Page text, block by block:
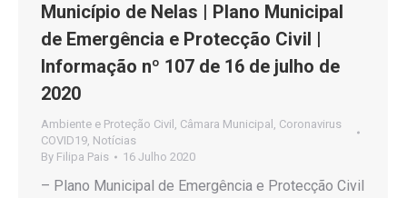
Município de Nelas | Plano Municipal
de Emergência e Protecção Civil |
Informação nº 107 de 16 de julho de
2020
Ambiente e Proteção Civil Câmara Municipal Coronavirus
COVID19 Notícias
By Filipa Pais 16 Julho 2020
– Plano Municipal de Emergência e Protecção Civil